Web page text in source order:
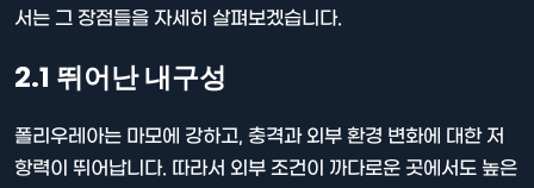
서는 그 장점들을 자세히 살펴보겠습니다.
2.1 뛰어난 내구성
폴리우레아는 마모에 강하고, 충격과 외부 환경 변화에 대한 저
항력이 뛰어납니다. 따라서 외부 조건이 까다로운 곳에서도 높은